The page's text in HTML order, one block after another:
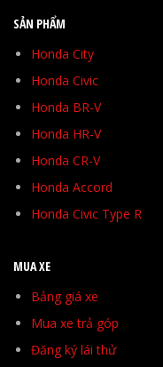
SẢN PHẨM
Honda City
Honda Civic
Honda BR-V
Honda HR-V
Honda CR-V
Honda Accord
Honda Civic Type R
MUA XE
Bảng giá xe
Mua xe trả góp
Đăng ký lái thử